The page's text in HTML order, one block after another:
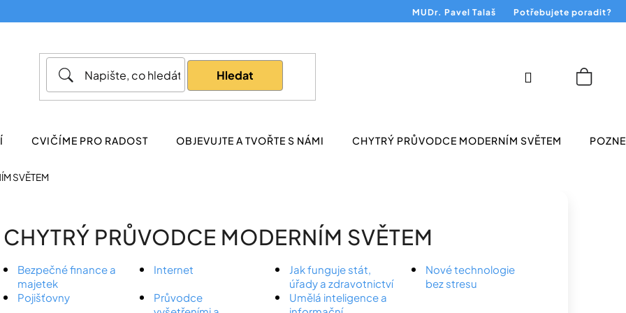
MUDr. Pavel Talaš Potřebujete poradit?
Hledat
CVIČÍME PRO RADOST OBJEVUJTE A TVOŘTE S NÁMI CHYTRÝ PRŮVODCE MODERNÍM SVĚTEM
Přihlášení
SVĚTEM
CHYTRÝ PRŮVODCE MODERNÍM SVĚTEM
Bezpečné finance a
majetek
Internet
Jak funguje stát,
úřady a zdravotnictví
Nové technologie
bez stresu
Pojišťovny
Průvodce
Umělá inteligence a
Co potřebujete najít?